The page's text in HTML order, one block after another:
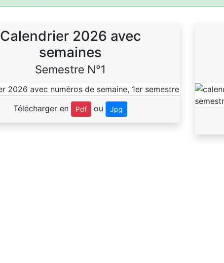
Calendrier 2026 avec
semaines
Semestre N°1
Télécharger en Pdf ou Jpg